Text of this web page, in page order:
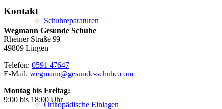
Schuhreparaturen
Orthopädische Einlagen
Kontakt
Wegmann Gesunde Schuhe
Rheiner Straße 99
49809 Lingen
Telefon: 0591 47647
E-Mail: wegmann@gesunde-schuhe.com
Montag bis Freitag:
9:00 bis 18:00 Uhr